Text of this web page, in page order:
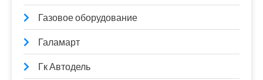
Газовое оборудование
Галамарт
Гк Автодель